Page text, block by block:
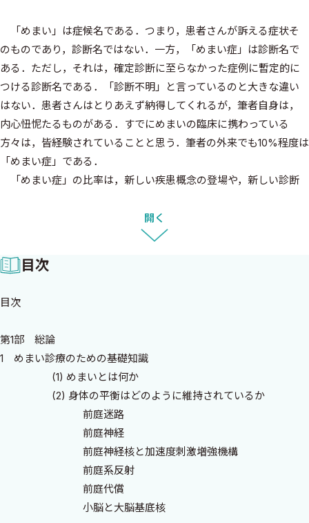
「めまい」は症候名である．つまり，患者さんが訴える症状そ
のものであり，診断名ではない．一方，「めまい症」は診断名で
ある．ただし，それは，確定診断に至らなかった症例に暫定的に
つける診断名である．「診断不明」と言っているのと大きな違い
はない．患者さんはとりあえず納得してくれるが，筆者自身は，
内心忸怩たるものがある．すでにめまいの臨床に携わっている
方々は，皆経験されていることと思う．筆者の外来でも10%程度は
「めまい症」である．
「めまい症」の比率は，新しい疾患概念の登場や，新しい診断
「めまい症」をできるだけ減らしたいと願い，臨床医の方々が，
めまい・平衡障害の基礎から実際の診断・治療にいたるまで，基
本的な考え方や知識の整理ができるようまとめたつもりである．
疾患としては，日常比較的頻繁に遭遇するめまい疾患を中心にさ
患や興味ある疾患のなかにもとりあげられていないものがあると
の代表が上半規管裂隙症候群であろうか．聴神経腫瘍は，「めま
い」を主訴として受診することは比較的まれな疾患であり，上半
規管裂隙症候群は，話題の疾患ではあるが頻度としては決して高
くはない疾患であり，章立てしてとりあげることはしなかった．
しかし，これらの疾患については章立てはしていないものの，い
くつかの章のなかで記載している．章立てのない疾患について
は，索引を活用していただきたい．また，本書は，筆者の考え方
に基づき執筆したものであり，いくつかの考え方やいくつかの治
療法を総花的に記載することは必ずしも行っていない．1つの考え
方として読んでいただきたい．
開く
目次
目次
第1部 総論
1 めまい診療のための基礎知識
(1) めまいとは何か
(2) 身体の平衡はどのように維持されているか
前庭迷路
前庭神経
前庭神経核と加速度刺激増強機構
前庭系反射
前庭代償
小脳と大脳基底核